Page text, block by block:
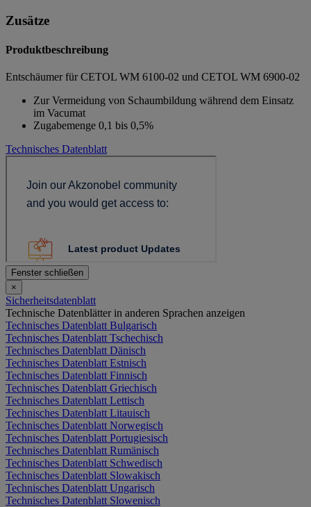
Zusätze
Produktbeschreibung
Entschäumer für CETOL WM 6100-02 und CETOL WM 6900-02
Zur Vermeidung von Schaumbildung während dem Einsatz
im Vacumat
Zugabemenge 0,1 bis 0,5%
Technisches Datenblatt
Fenster schließen
×
Sicherheitsdatenblatt
Technische Datenblätter in anderen Sprachen anzeigen
Technisches Datenblatt Bulgarisch
Technisches Datenblatt Tschechisch
Technisches Datenblatt Dänisch
Technisches Datenblatt Estnisch
Technisches Datenblatt Finnisch
Technisches Datenblatt Griechisch
Technisches Datenblatt Lettisch
Technisches Datenblatt Litauisch
Technisches Datenblatt Norwegisch
Technisches Datenblatt Portugiesisch
Technisches Datenblatt Rumänisch
Technisches Datenblatt Schwedisch
Technisches Datenblatt Slowakisch
Technisches Datenblatt Ungarisch
Technisches Datenblatt Slowenisch